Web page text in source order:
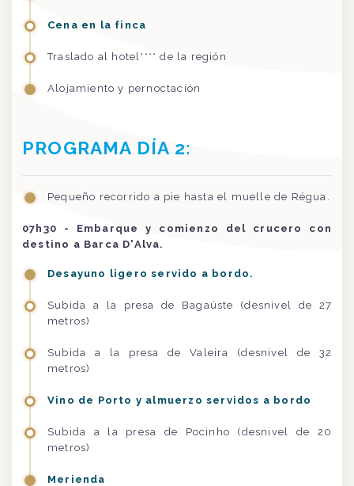
Cena en la finca
Traslado al hotel**** de la región
Alojamiento y pernoctación
PROGRAMA DÍA 2:
Pequeño recorrido a pie hasta el muelle de Régua.
07h30 - Embarque y comienzo del crucero con
destino a Barca D'Alva.
Desayuno ligero servido a bordo.
Subida a la presa de Bagaúste (desnivel de 27
metros)
Subida a la presa de Valeira (desnivel de 32
metros)
Vino de Porto y almuerzo servidos a bordo
Subida a la presa de Pocinho (desnivel de 20
metros)
Merienda